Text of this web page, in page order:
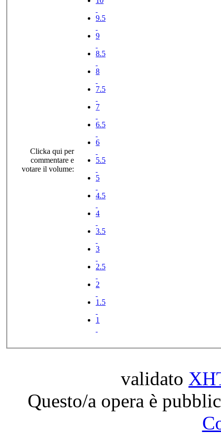
Clicka qui per
commentare e
votare il volume:
9.5
9
8.5
8
7.5
7
6.5
6
5.5
5
4.5
4
3.5
3
2.5
2
1.5
1
validato
Questo/a opera è